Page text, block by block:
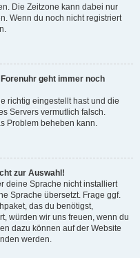
Die Zeitzone kann dabei nur
Wenn du noch nicht registriert
geht immer noch
richtig eingestellt hast und die
Servers vermutlich falsch.
Problem beheben kann.
zur Auswahl!
deine Sprache nicht installiert
Sprache übersetzt. Frage ggf.
das du benötigst,
würden wir uns freuen, wenn du
dazu können auf der Website
werden.